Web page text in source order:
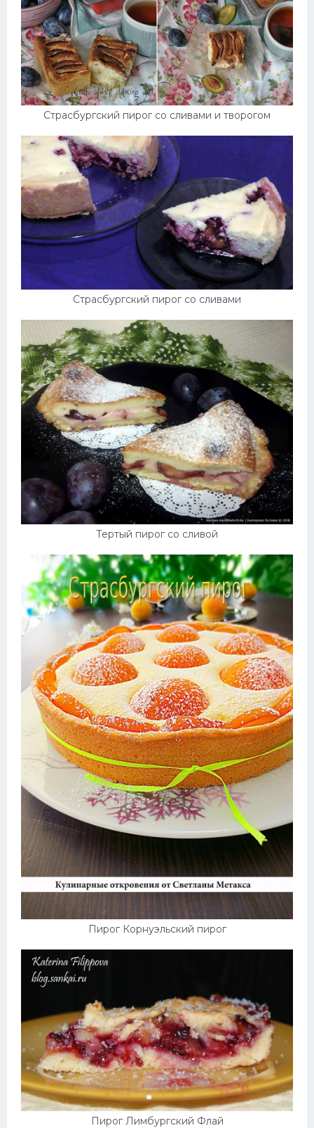
Страсбургский пирог со сливами и творогом
Страсбургский пирог со сливами
Тертый пирог со сливой
Пирог Корнуэльский пирог
Пирог Лимбургский Флай